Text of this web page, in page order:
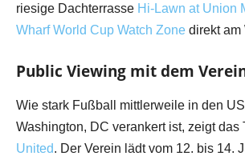
riesige Dachterrasse Hi-Lawn at Union
Wharf World Cup Watch Zone direkt am
Public Viewing mit dem
Wie stark Fußball mittlerweile in den
Washington, DC verankert ist, zeigt das
United. Der Verein lädt vom 12. bis 14.